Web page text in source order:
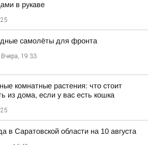
в рукаве
самолёты для фронта
Вчера, 19:33
комнатные растения: что стоит
из дома, если у вас есть кошка
в Саратовской области на 10 августа